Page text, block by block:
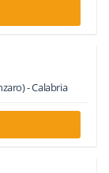
-Calabria